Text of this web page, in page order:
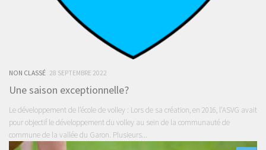
NON CLASSÉ 28 SEPTEMBRE 2022
Une saison exceptionnelle?
Le développement de l’école de volley : Lors de sa création, en 2016, l’ASVG avait
pour objectif le développement du volley au sein de la communauté de
commune de la vallée du Garon. Plusieurs...